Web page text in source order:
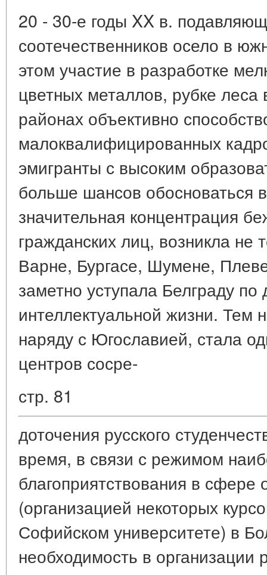
20 - 30-е годы XX в.
соотечественников осело в
этом участие в разработке
цветных металлов, рубке леса
районах объективно
малоквалифицированных
эмигранты с высоким
больше шансов обосноваться
значительная концентрация
гражданских лиц, возникла не
Варне, Бургасе, Шумене,
заметно уступала Белграду
интеллектуальной жизни. Тем
наряду с Югославией, стала
центров сосре-
стр. 81
доточения русского
время, в связи с режимом
благоприятствования в сфере
(организацией некоторых
Софийском университете) в
необходимость в организации